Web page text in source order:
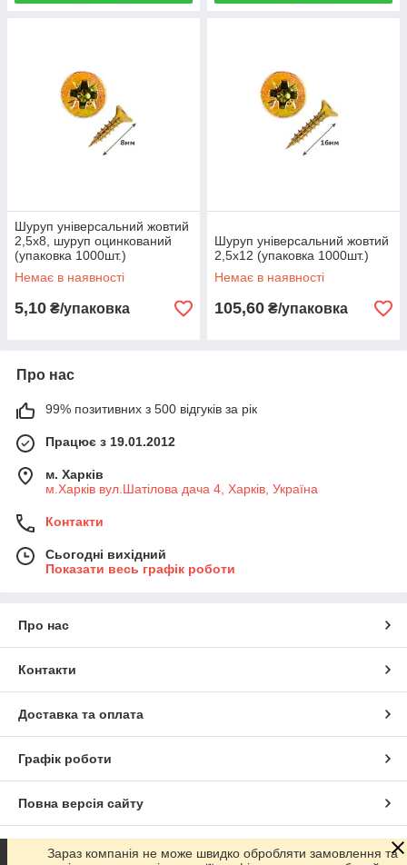
Шуруп універсальний жовтий
2,5х8, шуруп оцинкований
(упаковка 1000шт.)
Немає в наявності
5,10 ₴/упаковка
Шуруп універсальний жовтий
2,5х12 (упаковка 1000шт.)
Немає в наявності
105,60 ₴/упаковка
Про нас
99% позитивних з 500 відгуків за рік
Працює з 19.01.2012
м. Харків
м.Харків вул.Шатілова дача 4, Харків, Україна
Контакти
Сьогодні вихідний
Показати весь графік роботи
Про нас
Контакти
Доставка та оплата
Графік роботи
Повна версія сайту
Сайт створено на маркетплейсі Prom.ua
Зараз компанія не може швидко обробляти замовлення та